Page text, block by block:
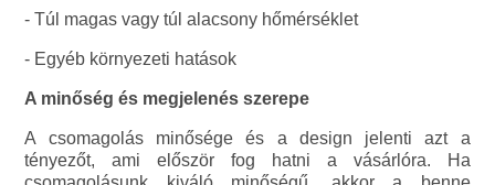
- Túl magas vagy túl alacsony hőmérséklet
- Egyéb környezeti hatások
A minőség és megjelenés szerepe
A csomagolás minősége és a design jelenti azt a
tényezőt, ami először fog hatni a vásárlóra. Ha